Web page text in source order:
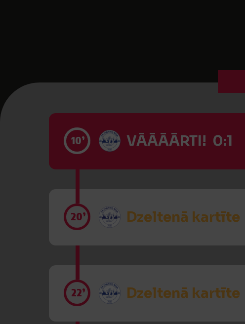
10’ VĀĀĀĀRTI! 0:1
20’ Dzeltenā kartīte
22’ Dzeltenā kartīte